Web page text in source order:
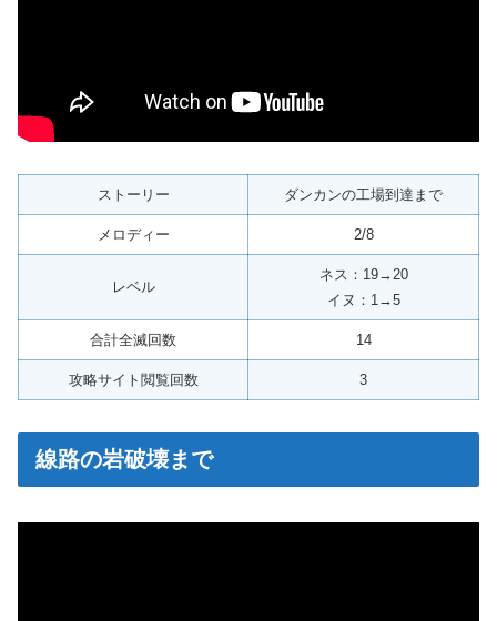
ストーリー ダンカンの工場到達まで
メロディー 2/8
レベル
ネス：19→20
イヌ：1→5
合計全滅回数 14
攻略サイト閲覧回数 3
線路の岩破壊まで